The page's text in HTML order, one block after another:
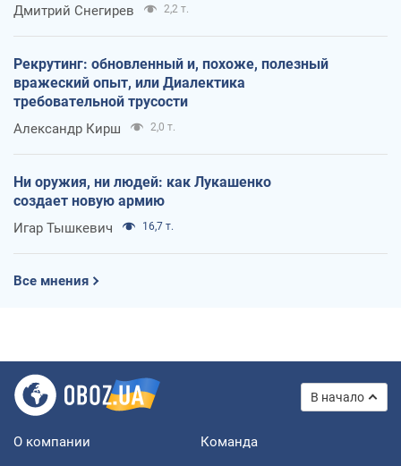
Дмитрий Снегирев 2,2 т.
Рекрутинг: обновленный и, похоже, полезный
вражеский опыт, или Диалектика
требовательной трусости
Александр Кирш 2,0 т.
Ни оружия, ни людей: как Лукашенко
создает новую армию
Игар Тышкевич 16,7 т.
Все мнения
В начало
О компании Команда